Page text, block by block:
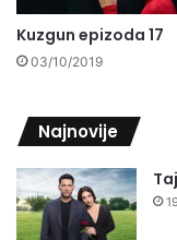
Kuzgun epizoda 17
03/10/2019
Najnovije